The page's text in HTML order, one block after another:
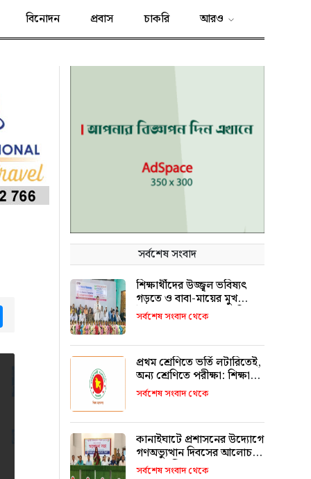
বিনোদন প্রবাস চাকরি আরও
সর্বশেষ সংবাদ
শিক্ষার্থীদের উজ্জ্বল ভবিষ্যৎ
গড়তে ও বাবা-মায়ের মুখ
উজ্জ্বল করতে কার্যকর ভূমিকা
রাখবে : কয়েস লোদী
সর্বশেষ সংবাদ থেকে
প্রথম শ্রেণিতে ভর্তি লটারিতেই,
অন্য শ্রেণিতে পরীক্ষা: শিক্ষা
মন্ত্রণালয়
সর্বশেষ সংবাদ থেকে
কানাইঘাটে প্রশাসনের উদ্যোগে
গণঅভ্যুত্থান দিবসের আলোচনা
সভা অনুষ্ঠিত
সর্বশেষ সংবাদ থেকে